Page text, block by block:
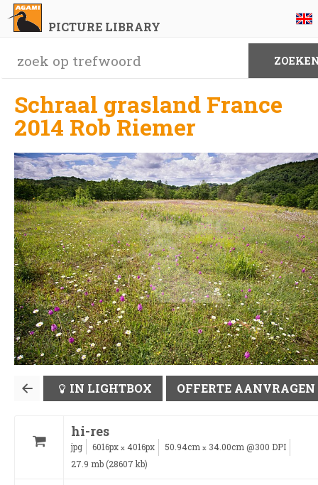
PICTURE LIBRARY
Schraal grasland France
2014 Rob Riemer
IN LIGHTBOX OFFERTE AANVRAGEN
hi-res
jpg 6016px x 4016px 50.94cm x 34.00cm @300 DPI
27.9 mb (28607 kb)